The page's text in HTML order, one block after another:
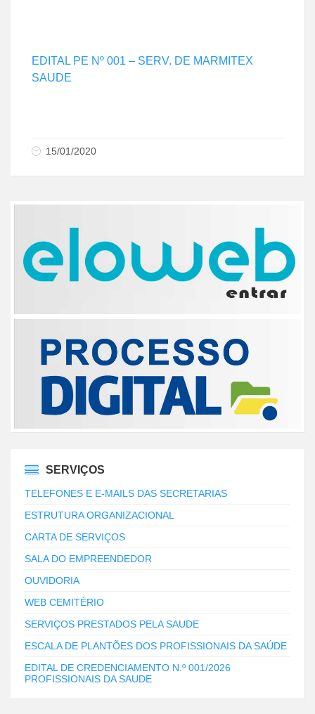
EDITAL PE Nº 001 – SERV. DE MARMITEX
SAUDE
15/01/2020
SERVIÇOS
TELEFONES E E-MAILS DAS SECRETARIAS
ESTRUTURA ORGANIZACIONAL
CARTA DE SERVIÇOS
SALA DO EMPREENDEDOR
OUVIDORIA
WEB CEMITÉRIO
SERVIÇOS PRESTADOS PELA SAUDE
ESCALA DE PLANTÕES DOS PROFISSIONAIS DA SAÚDE
EDITAL DE CREDENCIAMENTO N.º 001/2026
PROFISSIONAIS DA SAUDE